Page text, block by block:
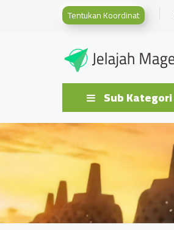
Tentukan Koordinat
Sub Kategori